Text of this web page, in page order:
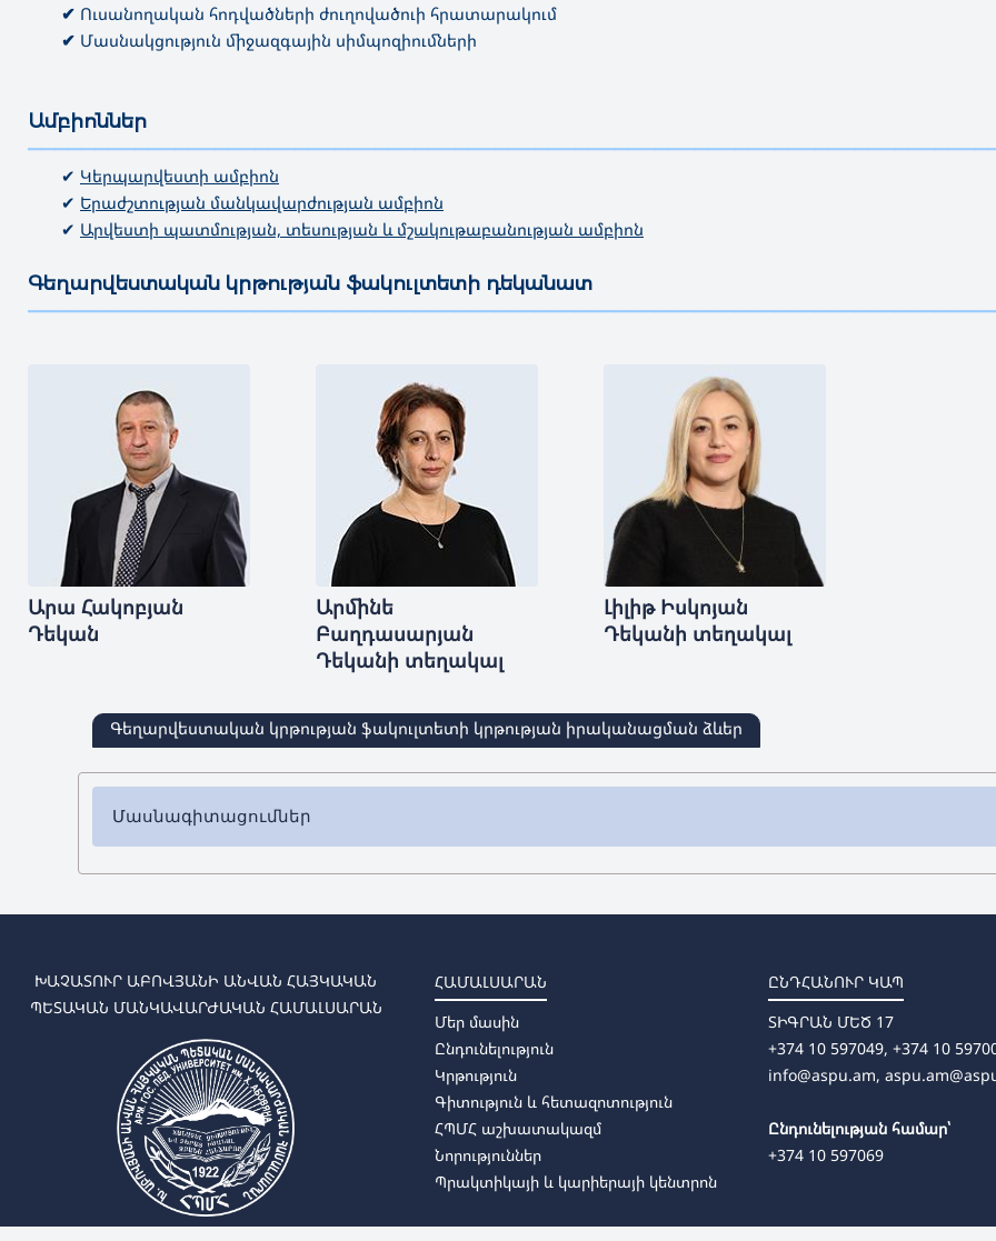
✔ Ուսանողական հոդվածների ժուղովածուի հրատարակում
✔ Մասնակցություն միջազգային սիմպոզիումների
Ամբիոններ
————————————————————————————————————————————————————————————————————————
✔ Կերպարվեստի ամբիոն
✔ Երաժշտության մանկավարժության ամբիոն
✔ Արվեստի պատմության, տեսության և մշակութաբանության ամբիոն
Գեղարվեստական կրթության ֆակուլտետի դեկանատ
————————————————————————————————————————————————————————————————————————
Արա Հակոբյան
Դեկան
Արմինե
Բաղդասարյան
Դեկանի տեղակալ
Լիլիթ Իսկոյան
Դեկանի տեղակալ
Գեղարվեստական կրթության ֆակուլտետի կրթության իրականացման ձևեր
Մասնագիտացումներ
✔ Բակալավրիատ
➜Դեկորատիվ-կիրառական արվեստ
➜ Արվեստի տեսություն, պատմություն և կառավարում
➜ Արվեստ-արհեստ
✔ Մագիստրատուրա
Կերպարվեստ
Երաժշտական կրթություն
Արվեստի տեսություն, պատմություն և կառավարում
ԽԱՉԱՏՈՒՐ ԱԲՈՎՅԱՆԻ ԱՆՎԱՆ ՀԱՅԿԱԿԱՆ
ՊԵՏԱԿԱՆ ՄԱՆԿԱՎԱՐԺԱԿԱՆ ՀԱՄԱԼՍԱՐԱՆ
ՀԱՄԱԼՍԱՐԱՆ
Մեր մասին
Ընդունելություն
Կրթություն
Գիտություն և հետազոտություն
ՀՊՄՀ աշխատակազմ
Նորություններ
Պրակտիկայի և կարիերայի կենտրոն
ԸՆԴՀԱՆՈՒՐ ԿԱՊ
ՏԻԳՐԱՆ ՄԵԾ 17
+374 10 597049, +374 10
info@aspu.am,
Ընդունելության համար՝
+374 10 597069